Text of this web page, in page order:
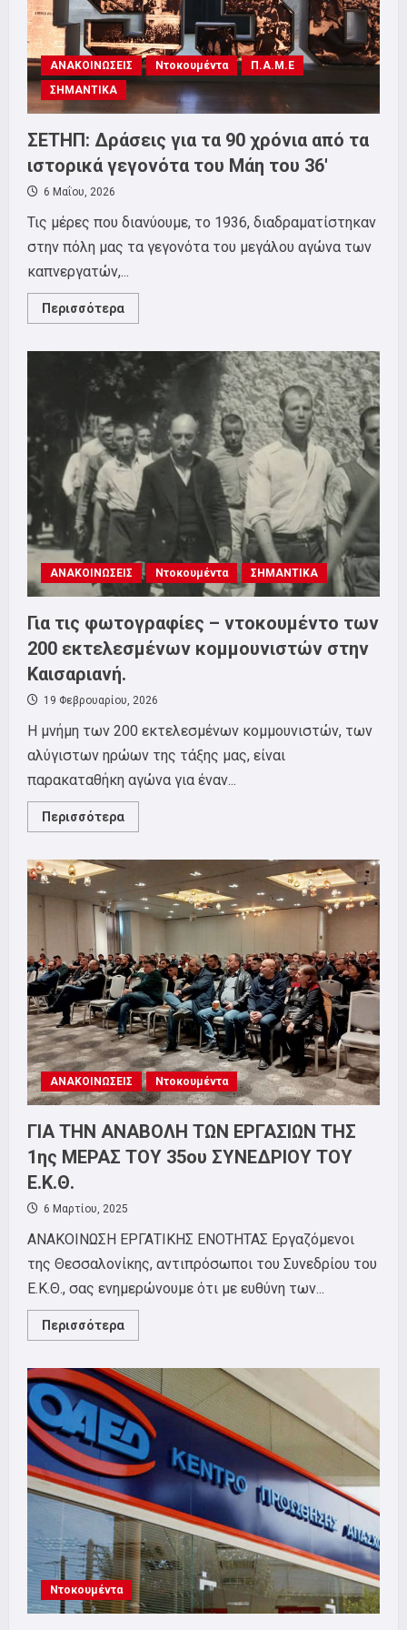
ΑΝΑΚΟΙΝΩΣΕΙΣ Ντοκουμέντα
Π.Α.Μ.Ε
ΣΗΜΑΝΤΙΚΑ
ΣΕΤΗΠ: Δράσεις για τα 90 χρόνια από τα
ιστορικά γεγονότα του Μάη του 36′
6 Μαΐου, 2026
Τις μέρες που διανύουμε, το 1936, διαδραματίστηκαν
στην πόλη μας τα γεγονότα του μεγάλου αγώνα των
καπνεργατών,...
Περισσότερα
more
Δράσεις
για
χρόνια
από
τα
ιστορικά
γεγονότα
του
Μάη
του
36′
ΑΝΑΚΟΙΝΩΣΕΙΣ Ντοκουμέντα ΣΗΜΑΝΤΙΚΑ
Για τις φωτογραφίες – ντοκουμέντο των
200 εκτελεσμένων κομμουνιστών στην
Καισαριανή.
19 Φεβρουαρίου, 2026
Η μνήμη των 200 εκτελεσμένων κομμουνιστών, των
αλύγιστων ηρώων της τάξης μας, είναι
παρακαταθήκη αγώνα για έναν...
Περισσότερα
more
τις
φωτογραφίες
ντοκουμέντο
των
κομμουνιστών
στην
Καισαριανή.
ΑΝΑΚΟΙΝΩΣΕΙΣ Ντοκουμέντα
ΓΙΑ ΤΗΝ ΑΝΑΒΟΛΗ ΤΩΝ ΕΡΓΑΣΙΩΝ ΤΗΣ
1ης ΜΕΡΑΣ ΤΟΥ 35ου ΣΥΝΕΔΡΙΟΥ ΤΟΥ
Ε.Κ.Θ.
6 Μαρτίου, 2025
ΑΝΑΚΟΙΝΩΣΗ ΕΡΓΑΤΙΚΗΣ ΕΝΟΤΗΤΑΣ Εργαζόμενοι
της Θεσσαλονίκης, αντιπρόσωποι του Συνεδρίου του
Ε.Κ.Θ., σας ενημερώνουμε ότι με ευθύνη των...
Περισσότερα
more
ΤΗΝ
ΑΝΑΒΟΛΗ
ΤΩΝ
ΕΡΓΑΣΙΩΝ
ΤΗΣ
1ης
ΜΕΡΑΣ
ΤΟΥ
35ου
ΣΥΝΕΔΡΙΟΥ
ΤΟΥ
Ε.Κ.Θ.
Ντοκουμέντα